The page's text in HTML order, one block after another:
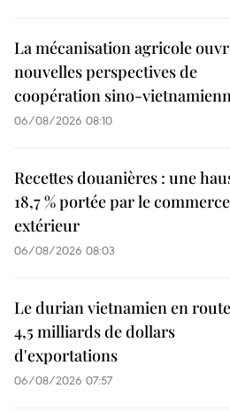
La mécanisation agricole
nouvelles perspectives de
coopération sino-
06/08/2026 08:10
Recettes douanières : une
18,7 % portée par le commerce
extérieur
06/08/2026 08:03
Le durian vietnamien en
4,5 milliards de dollars
d'exportations
06/08/2026 07:57